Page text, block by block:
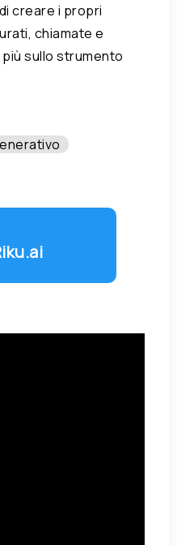
creare i propri
chiamate e
sullo strumento